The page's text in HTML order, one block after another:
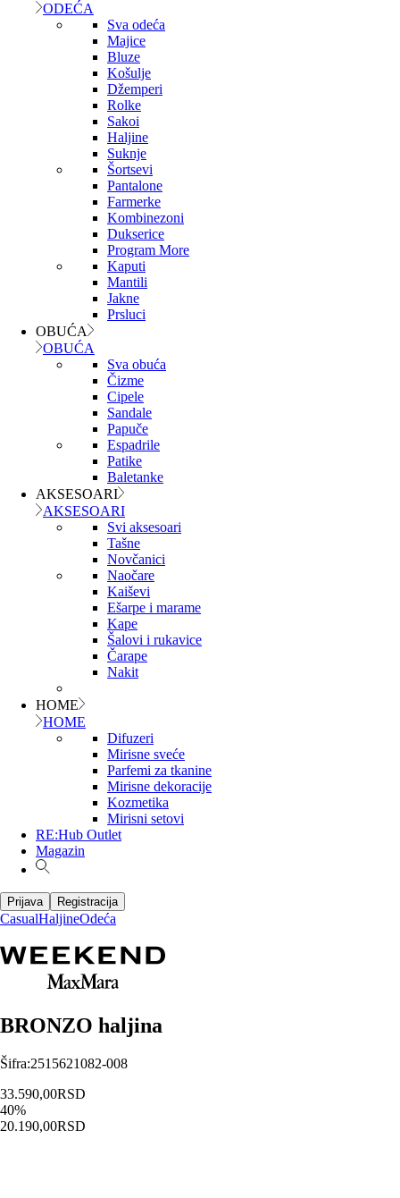
ODEĆA
Sva odeća
Majice
Bluze
Košulje
Džemperi
Rolke
Sakoi
Haljine
Suknje
Šortsevi
Pantalone
Farmerke
Kombinezoni
Dukserice
Program More
Kaputi
Mantili
Jakne
Prsluci
OBUĆA
OBUĆA
Sva obuća
Čizme
Cipele
Sandale
Papuče
Espadrile
Patike
Baletanke
AKSESOARI
AKSESOARI
Svi aksesoari
Tašne
Novčanici
Naočare
Kaiševi
Ešarpe i marame
Kape
Šalovi i rukavice
Čarape
Nakit
HOME
HOME
Difuzeri
Mirisne sveće
Parfemi za tkanine
Mirisne dekoracije
Kozmetika
Mirisni setovi
RE:Hub Outlet
Magazin
Prijava Registracija
CasualHaljineOdeća
BRONZO haljina
Šifra:2515621082-008
33.590,00RSD
40%
20.190,00RSD